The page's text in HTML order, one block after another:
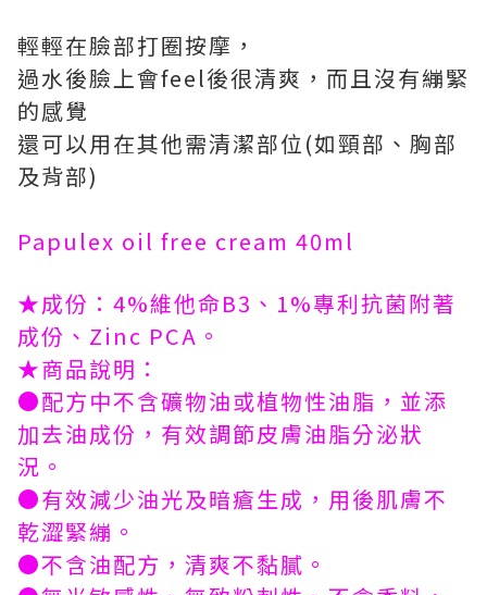
輕輕在臉部打圈按摩，
過水後臉上會feel後很清爽，而且沒有繃緊
的感覺
還可以用在其他需清潔部位(如頸部、胸部
及背部)
Papulex oil free cream 40ml
★成份：4%維他命B3、1%專利抗菌附著
成份、Zinc PCA。
★商品說明：
●配方中不含礦物油或植物性油脂，並添
加去油成份，有效調節皮膚油脂分泌狀
況。
●有效減少油光及暗瘡生成，用後肌膚不
乾澀緊繃。
●不含油配方，清爽不黏膩。